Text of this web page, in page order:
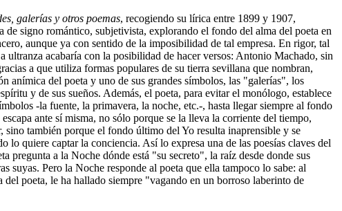
galerías y otros poemas, recogiendo su lírica entre 1899 y 1907,
de signo romántico, subjetivista, explorando el fondo del alma del poeta en
aunque ya con sentido de la imposibilidad de tal empresa. En rigor, tal
ultranza acabaría con la posibilidad de hacer versos: Antonio Machado, sin
a que utiliza formas populares de su tierra sevillana que nombran,
anímica del poeta y uno de sus grandes símbolos, las "galerías", los
y de sus sueños. Además, el poeta, para evitar el monólogo, establece
-la fuente, la primavera, la noche, etc.-, hasta llegar siempre al fondo
ante sí misma, no sólo porque se la lleva la corriente del tiempo,
sino también porque el fondo último del Yo resulta inaprensible y se
lo quiere captar la conciencia. Así lo expresa una de las poesías claves del
pregunta a la Noche dónde está "su secreto", la raíz desde donde sus
suyas. Pero la Noche responde al poeta que ella tampoco lo sabe: al
del poeta, le ha hallado siempre "vagando en un borroso laberinto de